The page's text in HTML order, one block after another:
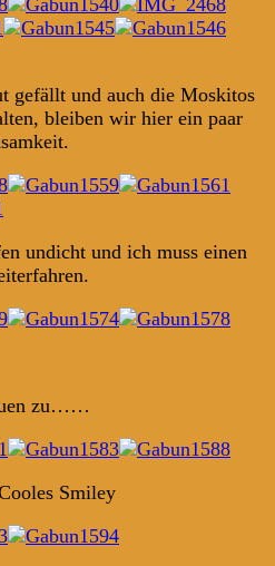
gefällt und auch die Moskitos
bleiben wir hier ein paar
undicht und ich muss einen
zu……